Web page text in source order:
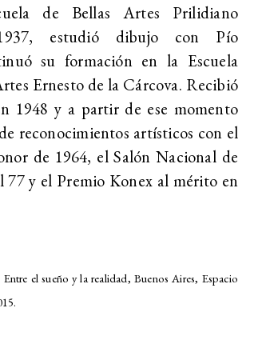
de Bellas Artes Prilidiano
estudió dibujo con Pío
su formación en la Escuela
Ernesto de la Cárcova. Recibió
1948 y a partir de ese momento
reconocimientos artísticos con el
de 1964, el Salón Nacional de
77 y el Premio Konex al mérito en
el sueño y la realidad, Buenos Aires, Espacio